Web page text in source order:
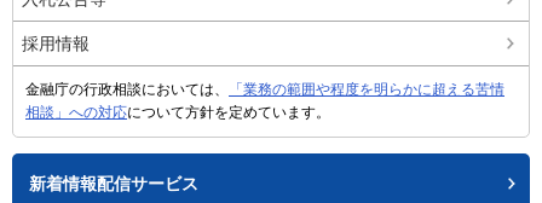
採用情報
金融庁の行政相談においては、
「業務の範囲や程度を明らかに超える苦情
相談」への対応について方針を定めています。
新着情報配信サービス